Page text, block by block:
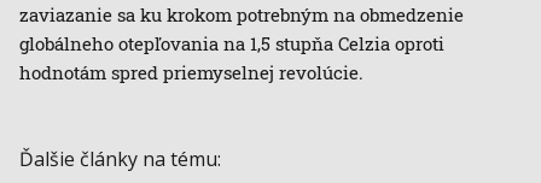
zaviazanie sa ku krokom potrebným na obmedzenie
globálneho otepľovania na 1,5 stupňa Celzia oproti
hodnotám spred priemyselnej revolúcie.
Ďalšie články na tému: